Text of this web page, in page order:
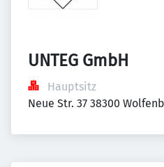
UNTEG GmbH
Hauptsitz
Neue Str. 37 38300